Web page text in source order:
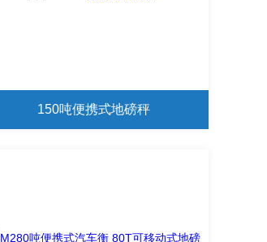
150吨便携式地磅秤